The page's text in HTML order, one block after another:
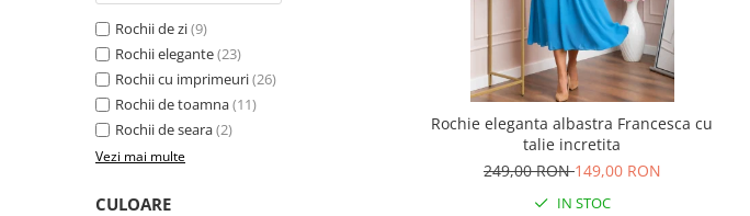
Rochii de zi(9)
Rochii elegante(23)
Rochii cu imprimeuri(26)
Rochii de toamna(11)
Rochii de seara(2)
Vezi mai multe
CULOARE
Rochie eleganta albastra Francesca cu
talie incretita
249,00 RON149,00 RON
IN STOC